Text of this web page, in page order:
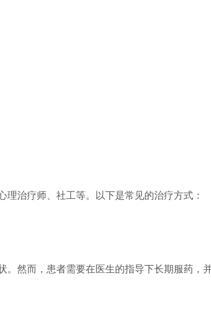
治疗师、社工等。以下是常见的治疗方式：
然而，患者需要在医生的指导下长期服药，